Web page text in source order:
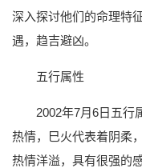
深入探讨他们的命理特
遇，趋吉避凶。
五行属性
2002年7月6日五行
热情，巳火代表着阴柔
热情洋溢，具有很强的